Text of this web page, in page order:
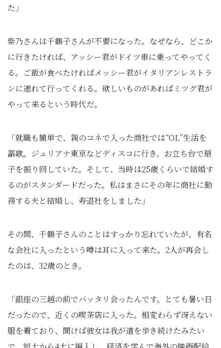
た」
紫乃さんは千鶴子さんが不要になった。なぜなら、どこか
に行きたければ、アッシー君がドイツ車に乗ってやってく
る。ご飯が食べたければメッシー君がイタリアンレストラ
ンに連れて行ってくれる。欲しいものがあればミツグ君が
やって来るという時代だ。
「就職も簡単で、親のコネで入った商社では“OL”生活を
謳歌。ジュリアナ東京などディスコに行き、お立ち台で扇
子を振り回していた。そして、当時は25歳くらいで結婚す
るのがスタンダードだった。私はまさにその年に商社に勤
務する夫と結婚し、寿退社をしました」
その間、千鶴子さんのことはすっかり忘れていたが、有名
な会社に入ったという噂は耳に入って来た。2人が再会し
たのは、32歳のとき。
「銀座の三越の前でバッタリ会ったんです。とても暑い日
だったので、近くの喫茶店に入った。相変わらず冴えない
服を着ており、聞けば彼女は我が道を歩き続けたみたい